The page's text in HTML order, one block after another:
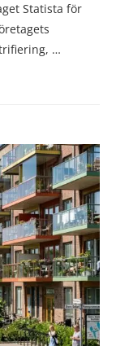
Statista för
…